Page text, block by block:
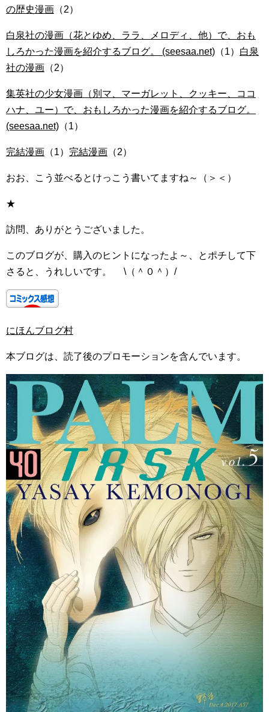
の歴史漫画 （2）
白泉社の漫画（花とゆめ、ララ、メロディ、他）で、おも
しろかった漫画を紹介するブログ。 (seesaa.net) （1） 白泉
社の漫画 （2）
集英社の少女漫画（別マ、マーガレット、クッキー、ココ
ハナ、ユー）で、おもしろかった漫画を紹介するブログ。
(seesaa.net) （1）
完結漫画 （1） 完結漫画 （2）
おお、こう並べるとけっこう書いてますね～（＞＜）
★
訪問、ありがとうございました。
このブログが、購入のヒントになったよ～、とポチして下
さると、うれしいです。 \（＾０＾）/
にほんブログ村
本ブログは、読了後のプロモーションを含んでいます。